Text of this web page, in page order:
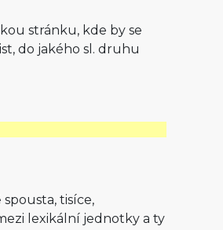
stránku, kde by se
do jakého sl. druhu
tisíce,
lexikální jednotky a ty